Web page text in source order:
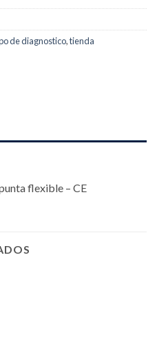
de diagnostico,tienda
flexible – CE